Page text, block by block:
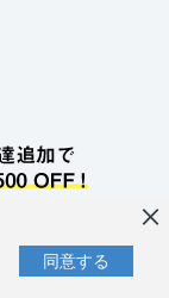
×
同意する
シー｜